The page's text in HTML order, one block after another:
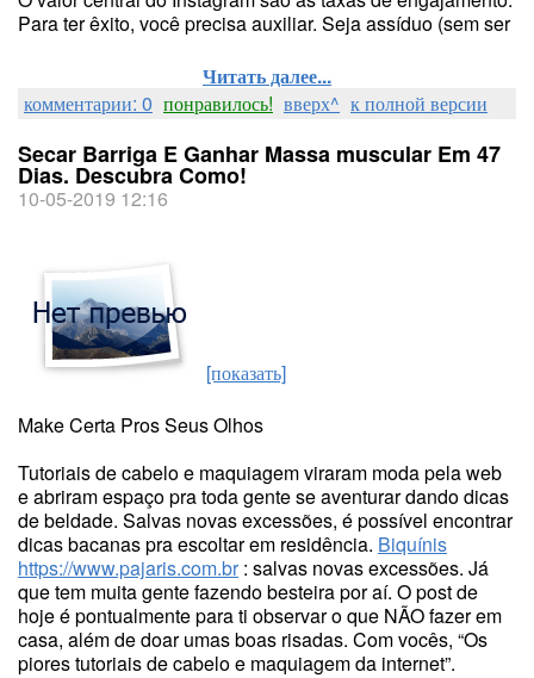
Para ter êxito, você precisa auxiliar. Seja assíduo (sem ser
Читать далее...
комментарии: 0 понравилось! вверх^ к полной версии
Secar Barriga E Ganhar Massa muscular Em 47
Dias. Descubra Como!
10-05-2019 12:16
[показать]
Make Certa Pros Seus Olhos
Tutoriais de cabelo e maquiagem viraram moda pela web
e abriram espaço pra toda gente se aventurar dando dicas
de beldade. Salvas novas excessões, é possível encontrar
dicas bacanas pra escoltar em residência. Biquínis
https://www.pajaris.com.br: salvas novas excessões. Já
que tem muita gente fazendo besteira por aí. O post de
hoje é pontualmente para ti observar o que NÃO fazer em
casa, além de doar umas boas risadas. Com vocês, “Os
piores tutoriais de cabelo e maquiagem da internet”.